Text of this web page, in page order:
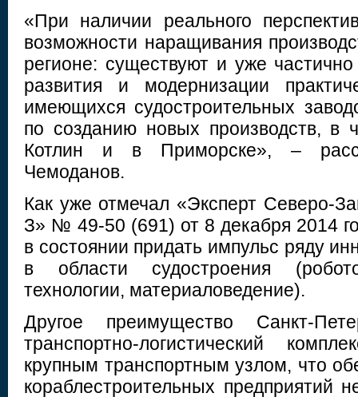
«При наличии реального
возможности наращивания
регионе: существуют и уже
развития и модернизации
имеющихся судостроительных
по созданию новых производств, в
Котлин и в Приморске», –
Чемоданов.
Как уже отмечал «Эксперт Северо-
З» № 49-50 (691) от 8 декабря 2014
в состоянии придать импульс ряду
в области судостроения
технологии, материаловедение).
Другое преимущество Санкт-
транспортно-логистический
крупным транспортным узлом, что
кораблестроительных предприятий